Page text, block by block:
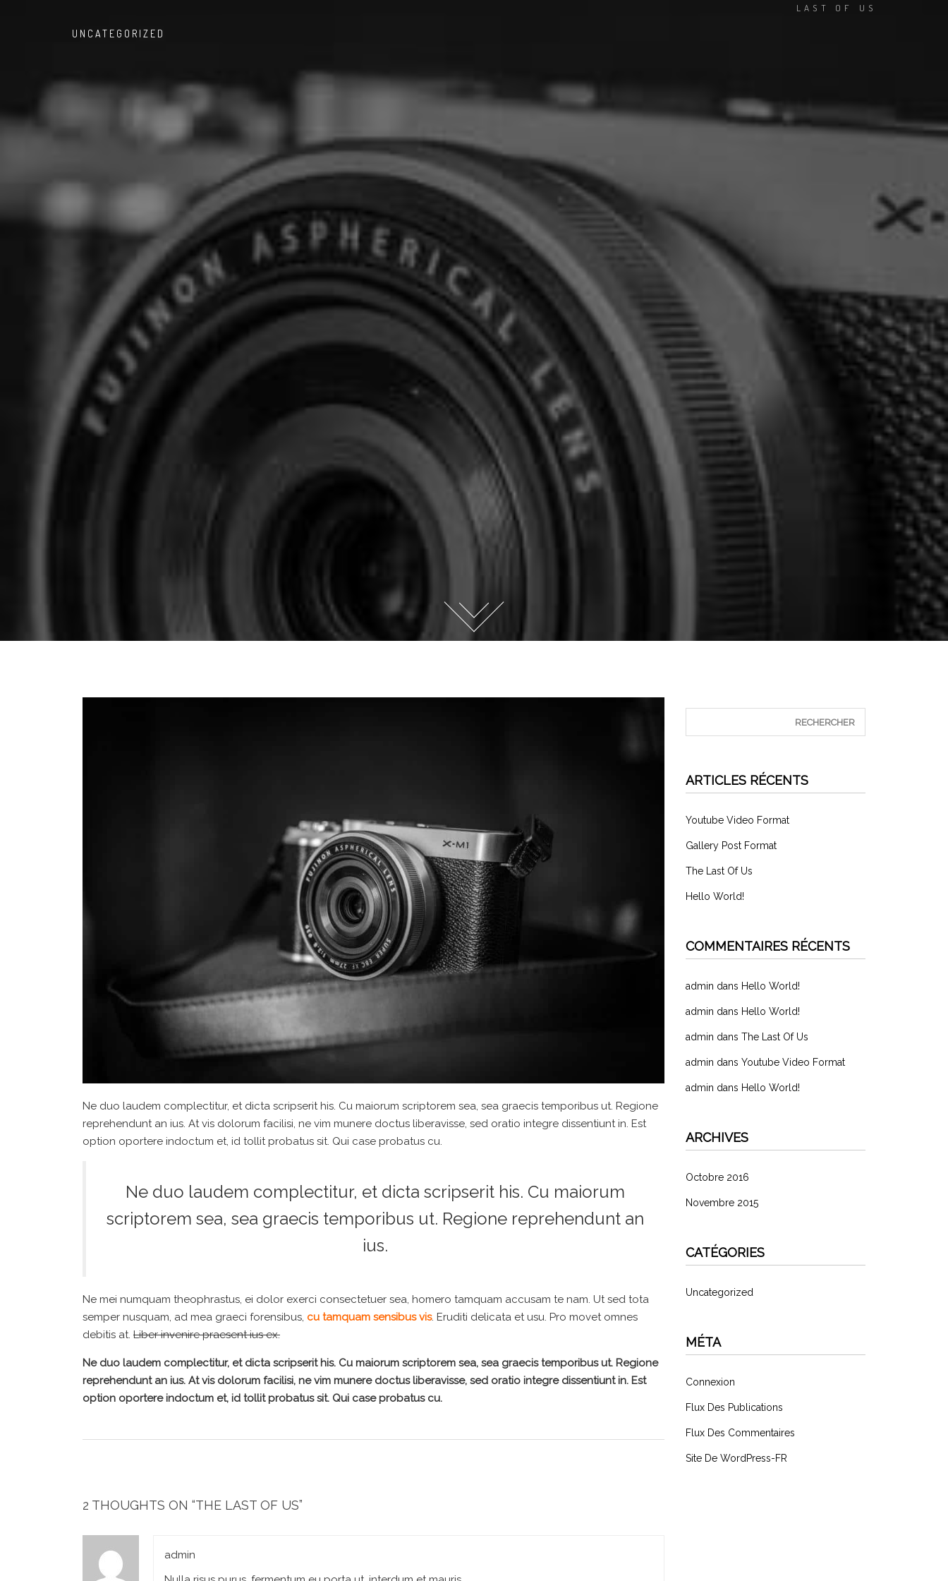
UNCATEGORIZED
LAST OF US
Ne duo laudem complectitur, et dicta scripserit his. Cu maiorum scriptorem sea, sea graecis temporibus ut. Regione
reprehendunt an ius. At vis dolorum facilisi, ne vim munere doctus liberavisse, sed oratio integre dissentiunt in. Est
option oportere indoctum et, id tollit probatus sit. Qui case probatus cu.
Ne duo laudem complectitur, et dicta scripserit his. Cu maiorum
scriptorem sea, sea graecis temporibus ut. Regione reprehendunt an
ius.
Ne mei numquam theophrastus, ei dolor exerci consectetuer sea, homero tamquam accusam te nam. Ut sed tota
semper nusquam, ad mea graeci forensibus, cu tamquam sensibus vis. Eruditi delicata et usu. Pro movet omnes
debitis at. Liber invenire praesent ius ex.
Ne duo laudem complectitur, et dicta scripserit his. Cu maiorum scriptorem sea, sea graecis temporibus ut. Regione
reprehendunt an ius. At vis dolorum facilisi, ne vim munere doctus liberavisse, sed oratio integre dissentiunt in. Est
option oportere indoctum et, id tollit probatus sit. Qui case probatus cu.
2 THOUGHTS ON “THE LAST OF US”
admin
ARTICLES RÉCENTS
Youtube Video Format
Gallery Post Format
The Last Of Us
Hello World!
COMMENTAIRES RÉCENTS
admin dans Hello World!
admin dans Hello World!
admin dans The Last Of Us
admin dans Youtube Video Format
admin dans Hello World!
ARCHIVES
Octobre 2016
Novembre 2015
CATÉGORIES
Uncategorized
MÉTA
Connexion
Flux Des Publications
Flux Des Commentaires
Site De WordPress-FR